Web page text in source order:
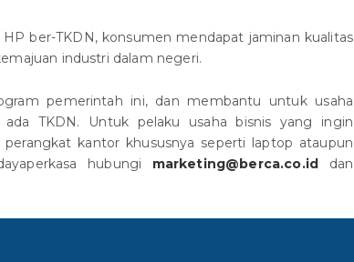
ber-TKDN, konsumen mendapat jaminan kualitas
industri dalam negeri.
pemerintah ini, dan membantu untuk usaha
TKDN. Untuk pelaku usaha bisnis yang ingin
kantor khususnya seperti laptop ataupun
hubungi marketing@berca.co.id dan